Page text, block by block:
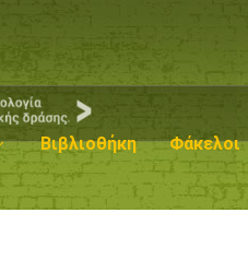
Βιβλιοθήκη Φάκελοι